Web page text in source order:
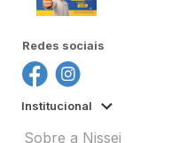
Redes sociais
Institucional
Sobre a Nissei